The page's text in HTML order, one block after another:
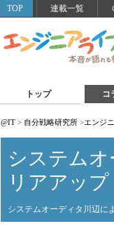
TOP 連載一覧
トップ コ
@IT > 自分戦略研究所 >エンジ
システム
リアアップ
システムオーディタ川辺に